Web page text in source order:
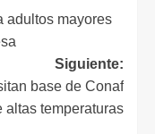
adultos mayores
Siguiente:
base de Conaf
altas temperaturas